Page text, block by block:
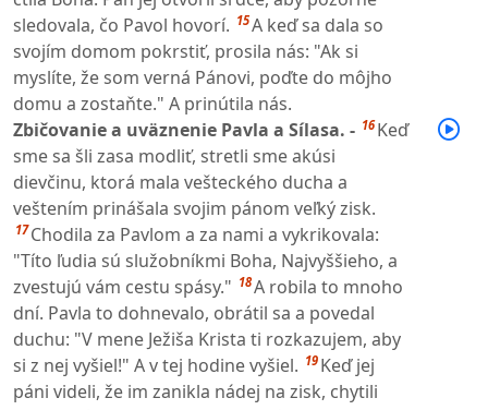
sledovala, čo Pavol hovorí. 15A keď sa dala so
svojím domom pokrstiť, prosila nás: "Ak si
myslíte, že som verná Pánovi, poďte do môjho
domu a zostaňte." A prinútila nás.
Zbičovanie a uväznenie Pavla a Sílasa. - 16 Keď
sme sa šli zasa modliť, stretli sme akúsi
dievčinu, ktorá mala vešteckého ducha a
veštením prinášala svojim pánom veľký zisk.
17 Chodila za Pavlom a za nami a vykrikovala:
"Títo ľudia sú služobníkmi Boha, Najvyššieho, a
zvestujú vám cestu spásy." 18A robila to mnoho
dní. Pavla to dohnevalo, obrátil sa a povedal
duchu: "V mene Ježiša Krista ti rozkazujem, aby
si z nej vyšiel!" A v tej hodine vyšiel. 19 Keď jej
páni videli, že im zanikla nádej na zisk, chytili